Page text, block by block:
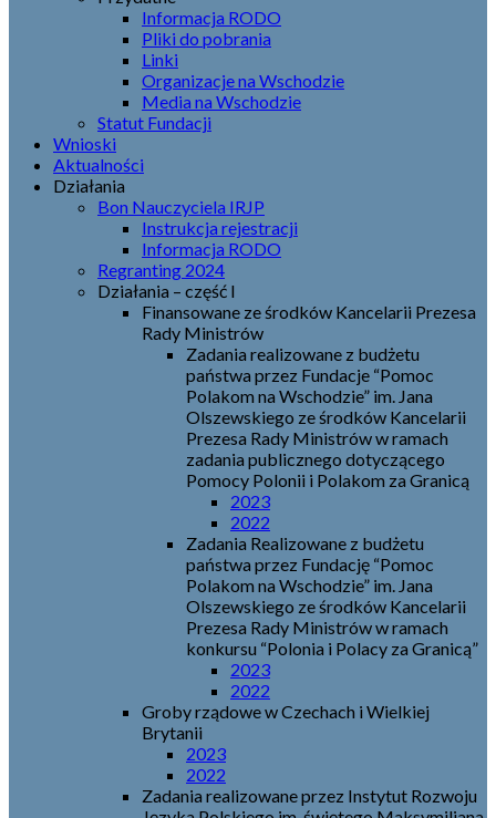
Informacja RODO
Pliki do pobrania
Linki
Organizacje na Wschodzie
Media na Wschodzie
Statut Fundacji
Wnioski
Aktualności
Działania
Bon Nauczyciela IRJP
Instrukcja rejestracji
Informacja RODO
Regranting 2024
Działania – część I
Finansowane ze środków Kancelarii Prezesa
Rady Ministrów
Zadania realizowane z budżetu
państwa przez Fundacje “Pomoc
Polakom na Wschodzie” im. Jana
Olszewskiego ze środków Kancelarii
Prezesa Rady Ministrów w ramach
zadania publicznego dotyczącego
Pomocy Polonii i Polakom za Granicą
2023
2022
Zadania Realizowane z budżetu
państwa przez Fundację “Pomoc
Polakom na Wschodzie” im. Jana
Olszewskiego ze środków Kancelarii
Prezesa Rady Ministrów w ramach
konkursu “Polonia i Polacy za Granicą”
2023
2022
Groby rządowe w Czechach i Wielkiej
Brytanii
2023
2022
Zadania realizowane przez Instytut Rozwoju